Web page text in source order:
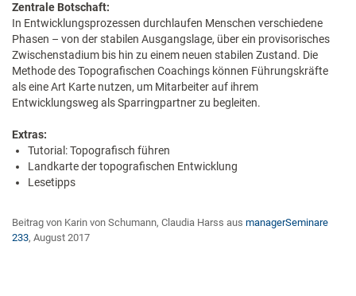
Zentrale Botschaft:
In Entwicklungsprozessen durchlaufen Menschen verschiedene
Phasen – von der stabilen Ausgangslage, über ein provisorisches
Zwischenstadium bis hin zu einem neuen stabilen Zustand. Die
Methode des Topografischen Coachings können Führungskräfte
als eine Art Karte nutzen, um Mitarbeiter auf ihrem
Entwicklungsweg als Sparringpartner zu begleiten.
Extras:
Tutorial: Topografisch führen
Landkarte der topografischen Entwicklung
Lesetipps
Beitrag von Karin von Schumann, Claudia Harss aus managerSeminare
233, August 2017